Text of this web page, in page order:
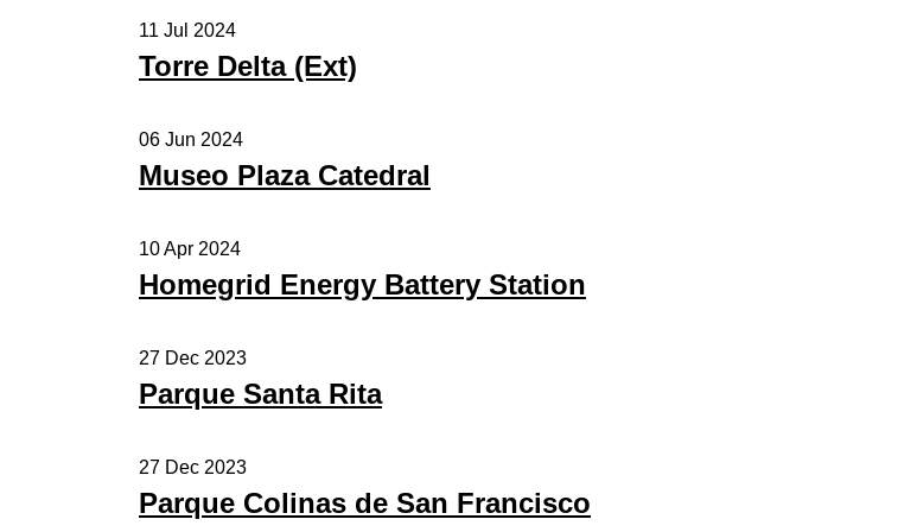
11 Jul 2024
Torre Delta (Ext)
06 Jun 2024
Museo Plaza Catedral
10Apr 2024
Homegrid Energy Battery Station
27 Dec 2023
Parque Santa Rita
27 Dec 2023
Parque Colinas de San Francisco